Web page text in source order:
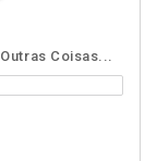
Coisas...